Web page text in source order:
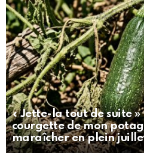
« Jette-la tout de suite »
courgette de mon
maraîcher en plein